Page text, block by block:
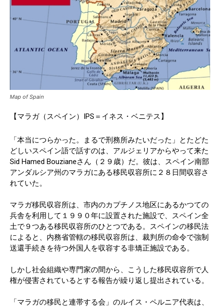
Map of Spain
【マラガ（スペイン）IPS＝イネス・ベニテス】
「本当につらかった。まるで刑務所みたいだった」とたどた
どしいスペイン語で話すのは、アルジェリアからやって来た
Sid Hamed Bouzianeさん（２９歳）だ。彼は、スペイン南部
アンダルシア州のマラガにある移民収容所に２８日間収容さ
れていた。
マラガ移民収容所は、市内のカプチノス地区にあるかつての
兵舎を利用して１９９０年に設置された施設で、スペイン全
土で９つある移民収容所のひとつである。スペインの移民法
によると、内務省管轄の移民収容所は、裁判所の命令で強制
送還手続きを待つ外国人を収容する非矯正施設である。
しかし社会組織や専門家の間から、こうした移民収容所で人
権が侵害されているとする報告が繰り返し提出されている。
「マラガの移民と連帯する会」のルイス・ペルニア代表は、